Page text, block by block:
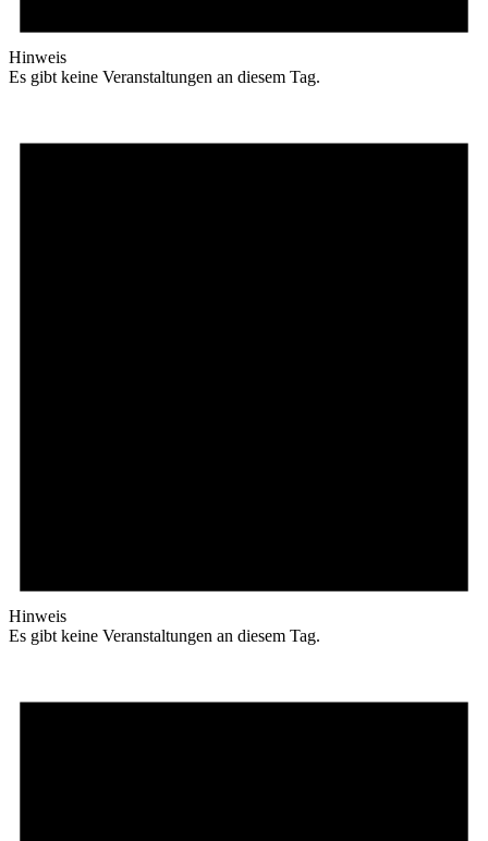
Hinweis
Es gibt keine Veranstaltungen an diesem Tag.
Hinweis
Es gibt keine Veranstaltungen an diesem Tag.